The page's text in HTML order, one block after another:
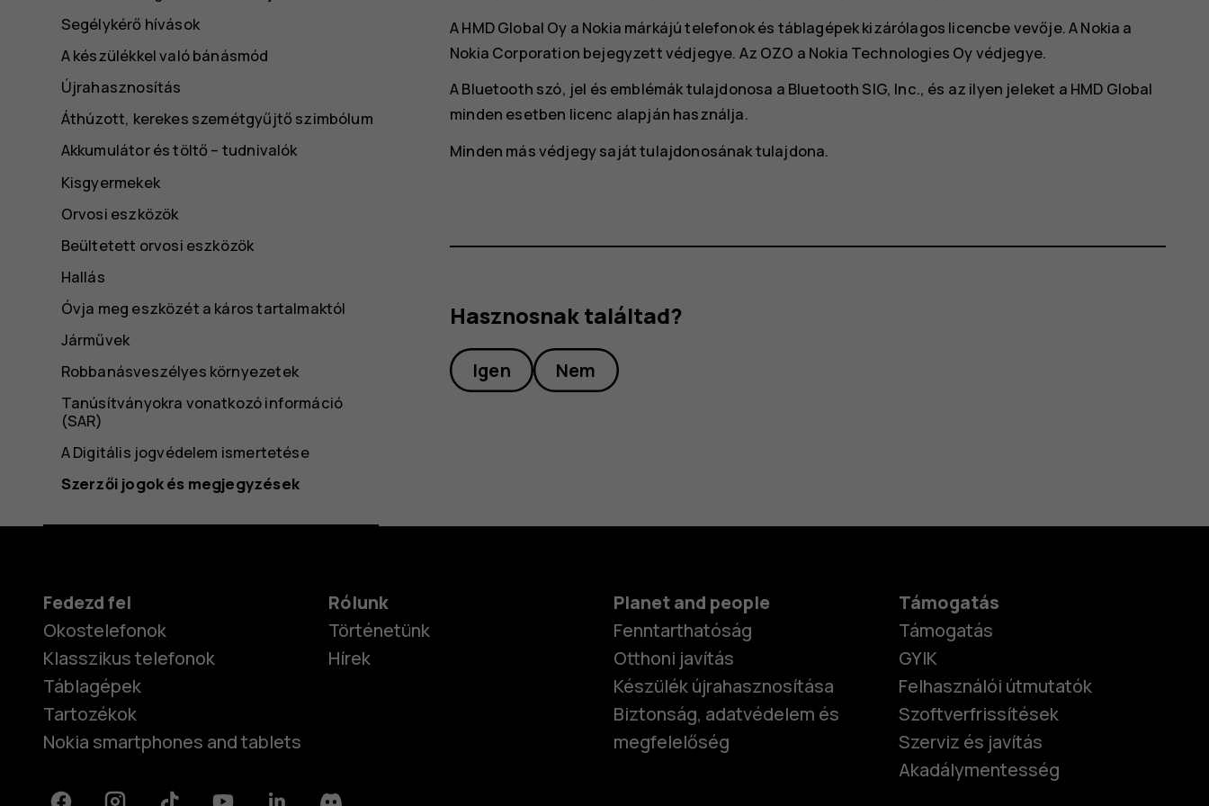
A HMD Global Oy a Nokia márkájú telefonok és táblagépek kizárólagos licencbe vevője. A Nokia a
Nokia Corporation bejegyzett védjegye. Az OZO a Nokia Technologies Oy védjegye.
A Bluetooth szó, jel és emblémák tulajdonosa a Bluetooth SIG, Inc., és az ilyen jeleket a HMD Global
minden esetben licenc alapján használja.
Minden más védjegy saját tulajdonosának tulajdona.
Hasznosnak találtad?
Igen Nem
Segélykérő hívások
A készülékkel való bánásmód
Újrahasznosítás
Áthúzott, kerekes szemétgyűjtő szimbólum
Akkumulátor és töltő – tudnivalók
Kisgyermekek
Orvosi eszközök
Beültetett orvosi eszközök
Hallás
Óvja meg eszközét a káros tartalmaktól
Járművek
Robbanásveszélyes környezetek
Tanúsítványokra vonatkozó információ
(SAR)
A Digitális jogvédelem ismertetése
Szerzői jogok és megjegyzések
Fedezd fel
Okostelefonok
Klasszikus telefonok
Táblagépek
Tartozékok
Nokia smartphones and tablets
Rólunk
Történetünk
Hírek
Planet and people
Fenntarthatóság
Otthoni javítás
Készülék újrahasznosítása
Biztonság, adatvédelem és
megfelelőség
Támogatás
Támogatás
GYIK
Felhasználói útmutatók
Szoftverfrissítések
Szerviz és javítás
Akadálymentesség